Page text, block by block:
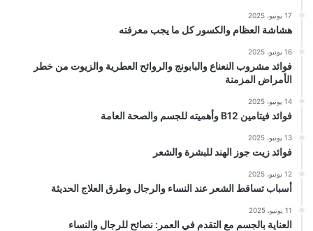
17 يونيو، 2025
هشاشة العظام والكسور كل ما يجب معرفته
16 يونيو، 2025
فوائد مشروب النعناع والبابونج والروائح العطرية والزيوت من خطر
الأمراض المزمنة
14 يونيو، 2025
فوائد فيتامين B12 وأهميته للجسم والصحة العامة
13 يونيو، 2025
فوائد زيت جوز الهند للبشرة والشعر
12 يونيو، 2025
أسباب تساقط الشعر عند النساء والرجال وطرق العلاج الحديثة
11 يونيو، 2025
العناية بالجسم مع التقدم في العمر: نصائح للرجال والنساء